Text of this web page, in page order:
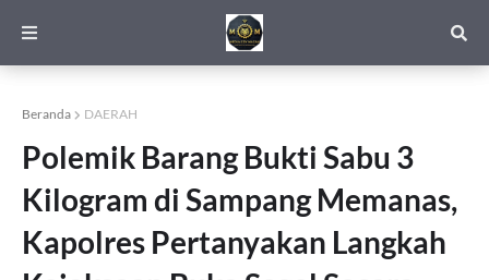
Beranda DAERAH
Polemik Barang Bukti Sabu 3
Kilogram di Sampang Memanas,
Kapolres Pertanyakan Langkah